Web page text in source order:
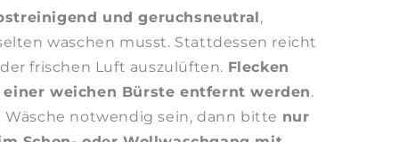
und geruchsneutral,
waschen musst. Stattdessen reicht
frischen Luft auszulüften. Flecken
weichen Bürste entfernt werden.
notwendig sein, dann bitte nur